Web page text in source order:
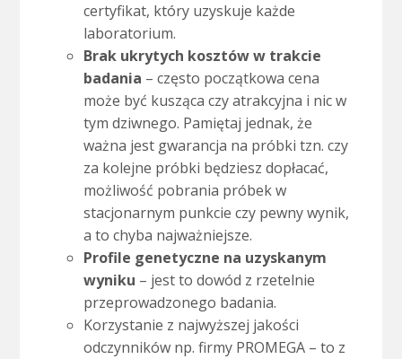
certyfikat, który uzyskuje każde
laboratorium.
Brak ukrytych kosztów w trakcie
badania – często początkowa cena
może być kusząca czy atrakcyjna i nic w
tym dziwnego. Pamiętaj jednak, że
ważna jest gwarancja na próbki tzn. czy
za kolejne próbki będziesz dopłacać,
możliwość pobrania próbek w
stacjonarnym punkcie czy pewny wynik,
a to chyba najważniejsze.
Profile genetyczne na uzyskanym
wyniku – jest to dowód z rzetelnie
przeprowadzonego badania.
Korzystanie z najwyższej jakości
odczynników np. firmy PROMEGA – to z